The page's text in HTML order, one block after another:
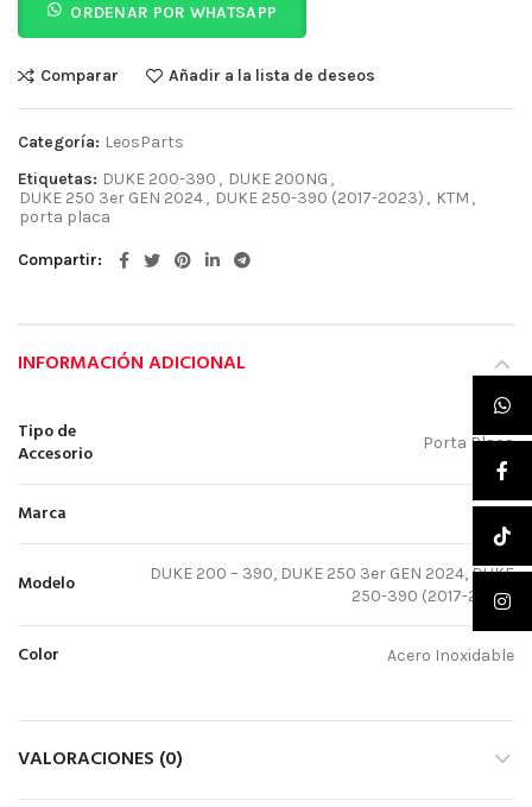
ORDENAR POR WHATSAPP
Comparar Añadir a la lista de deseos
Categoría: LeosParts
Etiquetas: DUKE 200-390 , DUKE 200NG ,
DUKE 250 3er GEN 2024, DUKE 250-390 (2017-2023) , KTM ,
porta placa
Compartir
INFORMACIÓN ADICIONAL
Tipo de
Accesorio
Porta Placa
Marca
Modelo
DUKE 200 – 390, DUKE 250 3er GEN 2024, DUKE
250-390 (2017-2023)
Color Acero Inoxidable
VALORACIONES (0)